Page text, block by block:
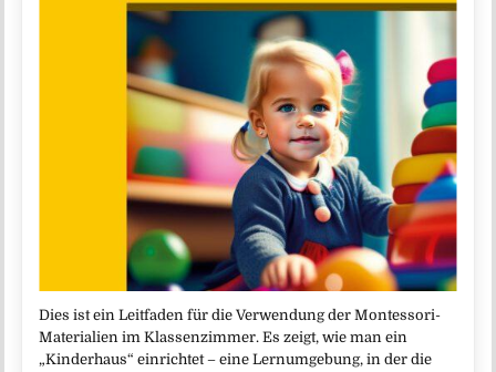
Dies ist ein Leitfaden für die Verwendung der Montessori-
Materialien im Klassenzimmer. Es zeigt, wie man ein
„Kinderhaus“ einrichtet – eine Lernumgebung, in der die